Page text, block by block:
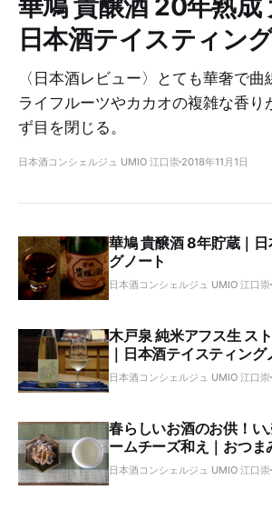
日本酒テイスティン
〈日本酒レビュー〉とても華奢で
ライフルーツやカカオの複雑な香り
ず目を閉じる。
日本酒コンシェルジュ UMIO 江口崇 2018年11月1日
華鳩 貴醸酒 8年貯蔵｜
グノート
日本酒コンシェルジュ UMIO 江口崇
木戸泉 純米アフス生 ス
｜日本酒テイスティング
日本酒コンシェルジュ UMIO 江口崇
春らしいお酒のお供！い
ームチーズ和え｜おつま
日本酒コンシェルジュ UMIO 江口崇